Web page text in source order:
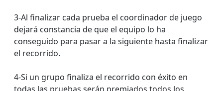
3-Al finalizar cada prueba el coordinador de juego
dejará constancia de que el equipo lo ha
conseguido para pasar a la siguiente hasta finalizar
el recorrido.
4-Si un grupo finaliza el recorrido con éxito en